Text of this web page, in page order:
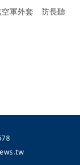
空軍外套 防長聽